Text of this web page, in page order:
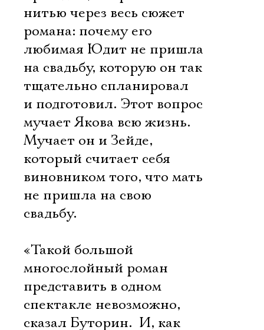
нитью через весь сюжет
романа: почему его
любимая Юдит не пришла
на свадьбу, которую он так
тщательно спланировал
и подготовил. Этот вопрос
мучает Якова всю жизнь.
Мучает он и Зейде,
который считает себя
виновником того, что мать
не пришла на свою
свадьбу.
«Такой большой
многослойный роман
представить в одном
спектакле невозможно, 
сказал Буторин.  И, как